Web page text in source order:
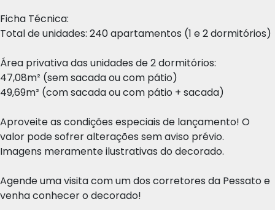
Ficha Técnica:
Total de unidades: 240 apartamentos (1 e 2 dormitórios)
Área privativa das unidades de 2 dormitórios:
47,08m² (sem sacada ou com pátio)
49,69m² (com sacada ou com pátio + sacada)
Aproveite as condições especiais de lançamento! O
valor pode sofrer alterações sem aviso prévio.
Imagens meramente ilustrativas do decorado.
Agende uma visita com um dos corretores da Pessato e
venha conhecer o decorado!